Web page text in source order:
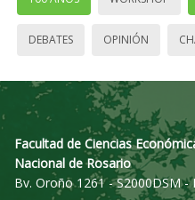
DEBATES OPINIÓN
Facultad de Ciencias
Nacional de Rosario
Bv. Oroño 1261 - S2000DSM -